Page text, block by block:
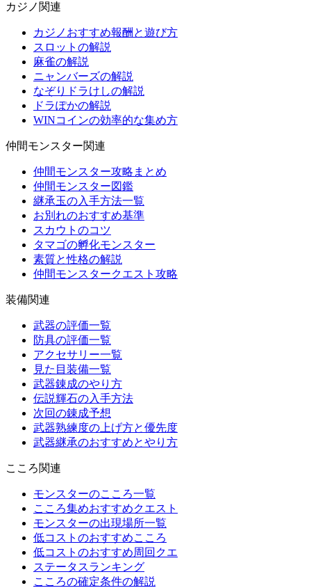
カジノ関連
カジノおすすめ報酬と遊び方
スロットの解説
麻雀の解説
ニャンバーズの解説
なぞりドラけしの解説
ドラぽかの解説
WINコインの効率的な集め方
仲間モンスター関連
仲間モンスター攻略まとめ
仲間モンスター図鑑
継承玉の入手方法一覧
お別れのおすすめ基準
スカウトのコツ
タマゴの孵化モンスター
素質と性格の解説
仲間モンスタークエスト攻略
装備関連
武器の評価一覧
防具の評価一覧
アクセサリー一覧
見た目装備一覧
武器錬成のやり方
伝説輝石の入手方法
次回の錬成予想
武器熟練度の上げ方と優先度
武器継承のおすすめとやり方
こころ関連
モンスターのこころ一覧
こころ集めおすすめクエスト
モンスターの出現場所一覧
低コストのおすすめこころ
低コストのおすすめ周回クエ
ステータスランキング
こころの確定条件の解説